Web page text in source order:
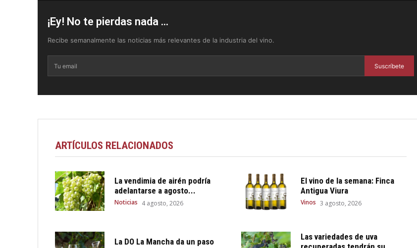
¡Ey! No te pierdas nada ...
Recibe semanalmente las noticias más relevantes de la industria del vino.
Suscríbete
ARTÍCULOS RELACIONADOS
La vendimia de airén podría
adelantarse a agosto...
Noticias 4 agosto, 2026
El vino de la semana: Finca
Antigua Viura
Vinos 3 agosto, 2026
La DO La Mancha da un paso
Las variedades de uva